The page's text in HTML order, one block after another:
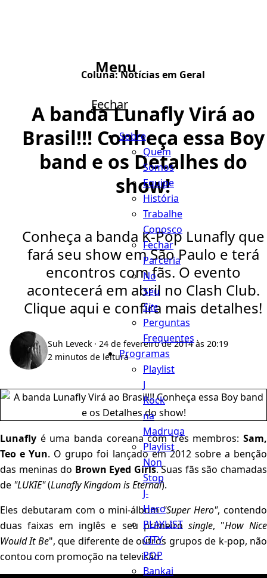
Menu
Fechar
Sobre
Quem
Somos
Equipe
História
Trabalhe
Conosco
Fechar
Parceria
No
Seu
Site
Perguntas
Frequentes
Programas
Playlist
J
Rock
na
Madruga
Playlist
Non
Stop
J-
Hero
PLAYLIST
CITY
POP
Bankai
Coluna:Notícias em Geral
A banda Lunafly Virá ao
Brasil!!! Conheça essa Boy
band e os Detalhes do
show!
Conheça a banda K-Pop Lunafly que
fará seu show em São Paulo e terá
encontros com fãs. O evento
acontecerá em abril no Clash Club.
Clique aqui e confira mais detalhes!
Suh Leveck · 24 de fevereiro de 2014 às 20:19
2 minutos de leitura
Lunafly é uma banda coreana com três membros: Sam,
Teo e Yun. O grupo foi lançado em 2012 sobre a benção
das meninas do Brown Eyed Girls. Suas fãs são chamadas
de "LUKIE"(Lunafly Kingdom is Eternal).
Eles debutaram com o mini-álbum"Super Hero", contendo
duas faixas em inglês e seu primeirosingle, "How Nice
Would It Be", que diferente de outros grupos de k-pop, não
contou com promoção na televisão.